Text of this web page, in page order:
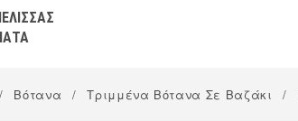
/ Βότανα / Τριμμένα Βότανα Σε Βαζάκι /